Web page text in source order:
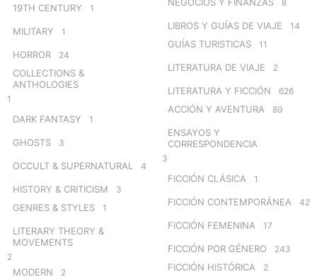
19TH CENTURY 1
MILITARY 1
HORROR 24
COLLECTIONS &
ANTHOLOGIES
1
DARK FANTASY 1
GHOSTS 3
OCCULT & SUPERNATURAL 4
HISTORY & CRITICISM 3
GENRES & STYLES 1
LITERARY THEORY &
MOVEMENTS
2
MODERN 2
NEGOCIOS Y FINANZAS 8
LIBROS Y GUÍAS DE VIAJE 14
GUÍAS TURISTICAS 11
LITERATURA DE VIAJE 2
LITERATURA Y FICCIÓN 626
ACCIÓN Y AVENTURA 89
ENSAYOS Y
CORRESPONDENCIA
3
FICCIÓN CLÁSICA 1
FICCIÓN CONTEMPORÁNEA 42
FICCIÓN FEMENINA 17
FICCIÓN POR GÉNERO 243
FICCIÓN HISTÓRICA 2